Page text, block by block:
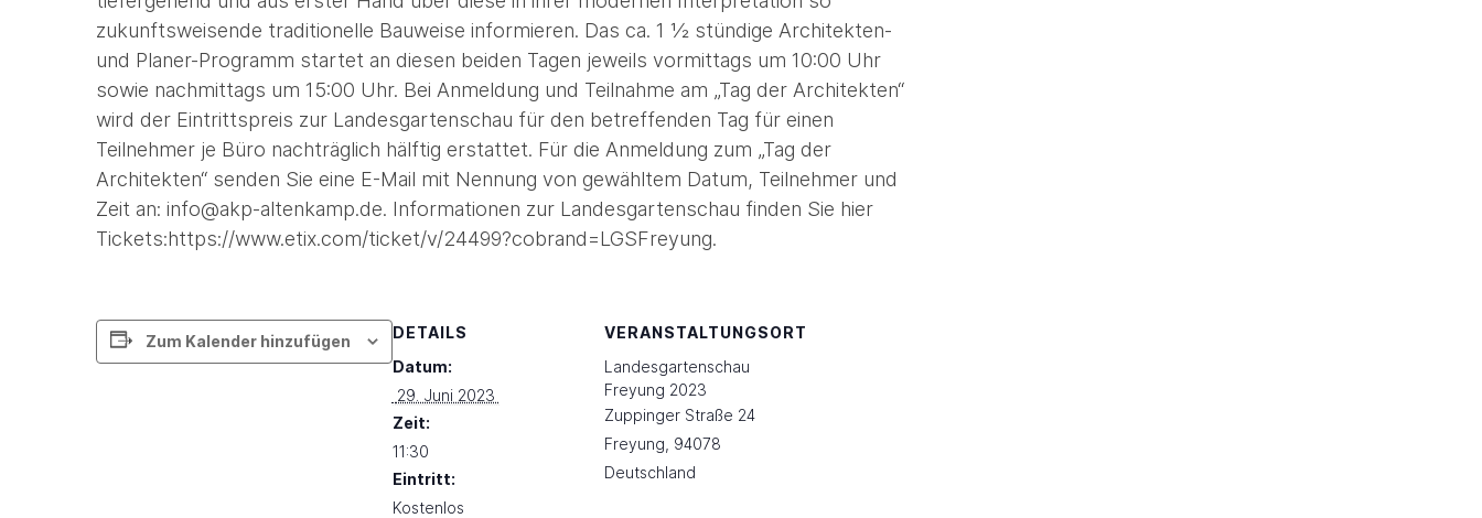
zukunftsweisende traditionelle Bauweise informieren. Das ca. 1 ½ stündige Architekten-
und Planer-Programm startet an diesen beiden Tagen jeweils vormittags um 10:00 Uhr
sowie nachmittags um 15:00 Uhr. Bei Anmeldung und Teilnahme am „Tag der Architekten“
wird der Eintrittspreis zur Landesgartenschau für den betreffenden Tag für einen
Teilnehmer je Büro nachträglich hälftig erstattet. Für die Anmeldung zum „Tag der
Architekten“ senden Sie eine E-Mail mit Nennung von gewähltem Datum, Teilnehmer und
Zeit an: info@akp-altenkamp.de. Informationen zur Landesgartenschau finden Sie hier
Tickets:https://www.etix.com/ticket/v/24499?cobrand=LGSFreyung.
Zum Kalender hinzufügen
DETAILS
Datum:
29. Juni 2023
Zeit:
11:30
Eintritt:
Kostenlos
VERANSTALTUNGSORT
Landesgartenschau
Freyung 2023
Zuppinger Straße 24
Freyung 94078
Deutschland